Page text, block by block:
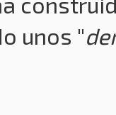
unos "